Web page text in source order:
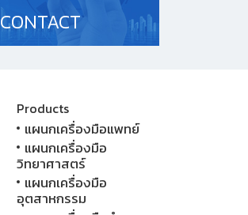
CONTACT
Products
แผนกเครื่องมือแพทย์
แผนกเครื่องมือ
วิทยาศาสตร์
แผนกเครื่องมือ
อุตสาหกรรม